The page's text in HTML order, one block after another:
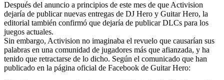
Después del anuncio a principios de este mes de que Activision
dejaría de publicar nuevas entregas de DJ Hero y Guitar Hero, la
editorial también confirmó que dejaría de publicar DLCs para los
juegos actuales.
Sin embargo, Activision no imaginaba el revuelo que causarían sus
palabras en una comunidad de jugadores más que afianzada, y ha
tenido que retractarse de lo dicho. Según el comunicado que han
publicado en la página oficial de Facebook de Guitar Hero: